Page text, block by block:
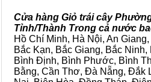
Cửa hàng Giỏ trái cây
Tỉnh/Thành Trong cả nước
Hồ Chí Minh, Hà Nội, An
Bắc Kạn, Bắc Giang, Bắc
Bình Định, Bình Phước, Bình
Bằng, Cần Thơ, Đà Nẵng, Đắk